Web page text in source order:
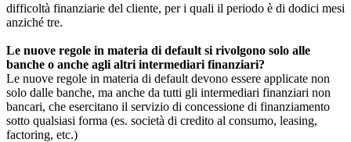
difficoltà finanziarie del cliente, per i quali il periodo è di dodici mesi
anziché tre.
Le nuove regole in materia di default si rivolgono solo alle
banche o anche agli altri intermediari finanziari?
Le nuove regole in materia di default devono essere applicate non
solo dalle banche, ma anche da tutti gli intermediari finanziari non
bancari, che esercitano il servizio di concessione di finanziamento
sotto qualsiasi forma (es. società di credito al consumo, leasing,
factoring, etc.)